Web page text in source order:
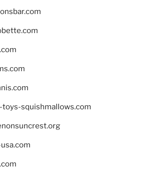
squishmallows.com